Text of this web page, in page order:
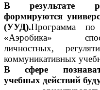
В результате
формируются
(УУД).Программа по
«Аэробика»
личностных,
коммуникативных
В сфере
учебных действий